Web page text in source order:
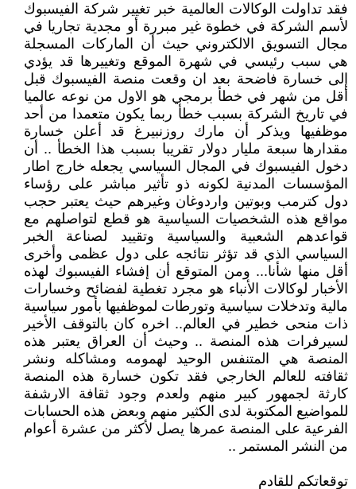
فقد تداولت الوكالات العالمية خبر تغيير شركة الفيسبوك
لأسم الشركة في خطوة غير مبررة أو مجدية تجاريا في
مجال التسويق الالكتروني حيث أن الماركات المسجلة
هي سبب رئيسي في شهرة الموقع وتغييرها قد يؤدي
إلى خسارة فاضحة بعد ان وقعت منصة الفيسبوك قبل
أقل من شهر في خطأ برمجي هو الاول من نوعه عالميا
في تاريخ الشركة بسبب خطأ ربما يكون متعمدا من أحد
موظفيها ويذكر أن مارك روزنبيرغ قد أعلن خسارة
مقدارها سبعة مليار دولار تقريبا بسبب هذا الخطأ .. أن
دخول الفيسبوك في المجال السياسي يجعله خارج اطار
المؤسسات المدنية لكونه ذو تأثير مباشر على رؤساء
دول كترمب وبوتين واردوغان وغيرهم حيث يعتبر حجب
مواقع هذه الشخصيات السياسية هو قطع لتواصلهم مع
قواعدهم الشعبية والسياسية وتقييد لصناعة الخبر
السياسي الذي قد تؤثر نتائجه على دول عظمى وأخرى
أقل منها شأنا... ومن المتوقع أن إفشاء الفيسبوك لهذه
الأخبار لوكالات الأنباء هو مجرد تغطية لفضائح وخسارات
مالية وتدخلات سياسية وتورطات لموظفيها بأمور سياسية
ذات منحى خطير في العالم.. اخره كان بالتوقف الأخير
لسيرفرات هذه المنصة .. وحيث أن العراق يعتبر هذه
المنصة هي المتنفس الوحيد لهمومه ومشاكله ونشر
ثقافته للعالم الخارجي فقد تكون خسارة هذه المنصة
كارثة لجمهور كبير منهم ولعدم وجود ثقافة الارشفة
للمواضيع المكتوبة لدى الكثير منهم وبعض هذه الحسابات
الفرعية على المنصة عمرها يصل لأكثر من عشرة أعوام
من النشر المستمر ..
توقعاتكم للقادم